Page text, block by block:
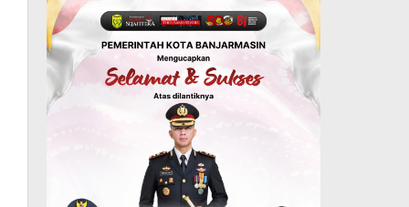
Pemerintahan Sosial & Keagamaan
Banjarmasin Pilot Project
Perlinsos Digital, Target 30
Persen IKD Masih Jauh,
Komisi II DPR Turun
Agustus 7, 2026